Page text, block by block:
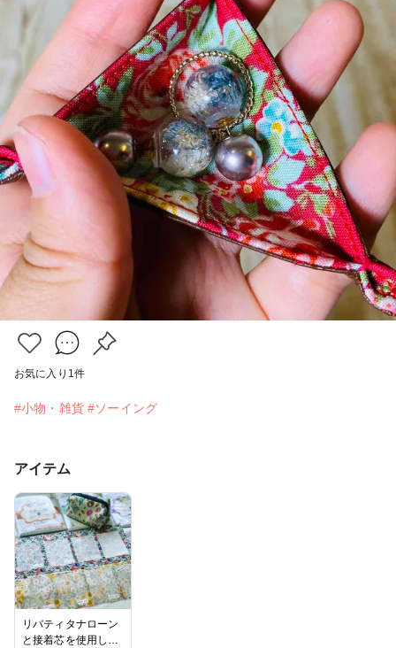
お気に入り 1 件
#小物・雑貨 #ソーイング
アイテム
リバティタナローン
と接着芯を使用して